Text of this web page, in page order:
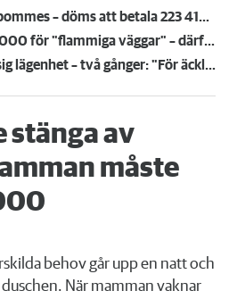
Dyr måltid: Skulle fritera pommes – döms att betala 223 419 kronor för köksbrand
Hyresgäst krävdes på 40 000 för "flammiga väggar" – därför höll inte värdens bevis i rätten
Mitthem godkände smutsig lägenhet – två gånger: "För äckligt för att flytta in"
stänga av
måste
behov går upp en natt och
När mamman vaknar